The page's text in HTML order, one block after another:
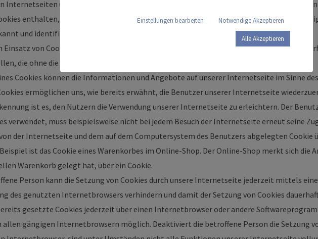
Internetseiten und Servern, den individuellen Browser der betroffenen Person von
enthalten, zu unterscheiden. Ein bestimmter Internetbrowser kann über die
und identifiziert werden.
Einsatz von Cookies kann die TBM Medizintechnik den Nutzern dieser Internetseite
die ohne die Cookie-Setzung nicht möglich wären.
Cookies können die Informationen und Angebote auf unserer Internetseite im Sinne
ermöglichen uns, wie bereits erwähnt, die Benutzer unserer Internetseite
ist es, den Nutzern die Verwendung unserer Internetseite zu erleichtern. Der
verwendet, muss beispielsweise nicht bei jedem Besuch der Internetseite erneut seine
der Internetseite und dem auf dem Computersystem des Benutzers abgelegten Cookie
ist das Cookie eines Warenkorbes im Online-Shop. Der Online-Shop merkt sich die
Warenkorb gelegt hat, über ein Cookie.
Person kann die Setzung von Cookies durch unsere Internetseite jederzeit mittels
des genutzten Internetbrowsers verhindern und damit der Setzung von Cookies
gesetzte Cookies jederzeit über einen Internetbrowser oder andere
allen gängigen Internetbrowsern möglich. Deaktiviert die betroffene Person die Setzung
Einstellungen bearbeiten Notwendige Akzeptieren
Alle Akzeptieren